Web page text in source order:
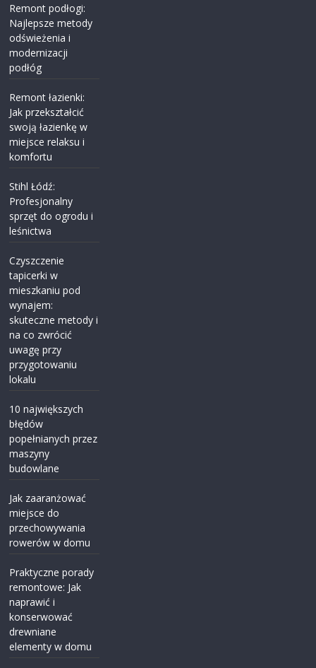
Remont podłogi:
Najlepsze metody
odświeżenia i
modernizacji
podłóg
Remont łazienki:
Jak przekształcić
swoją łazienkę w
miejsce relaksu i
komfortu
Stihl Łódź:
Profesjonalny
sprzęt do ogrodu i
leśnictwa
Czyszczenie
tapicerki w
mieszkaniu pod
wynajem:
skuteczne metody i
na co zwrócić
uwagę przy
przygotowaniu
lokalu
10 największych
błędów
popełnianych przez
maszyny
budowlane
Jak zaaranżować
miejsce do
przechowywania
rowerów w domu
Praktyczne porady
remontowe: Jak
naprawić i
konserwować
drewniane
elementy w domu